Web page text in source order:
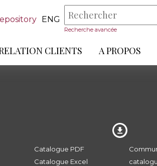
ENG
Recherche avancée
CLIENTS A PROPOS
Catalogue PDF
Catalogue Excel